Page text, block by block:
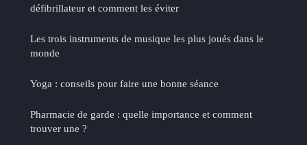
défibrillateur et comment les éviter
Les trois instruments de musique les plus joués dans le
monde
Yoga : conseils pour faire une bonne séance
Pharmacie de garde : quelle importance et comment
trouver une ?